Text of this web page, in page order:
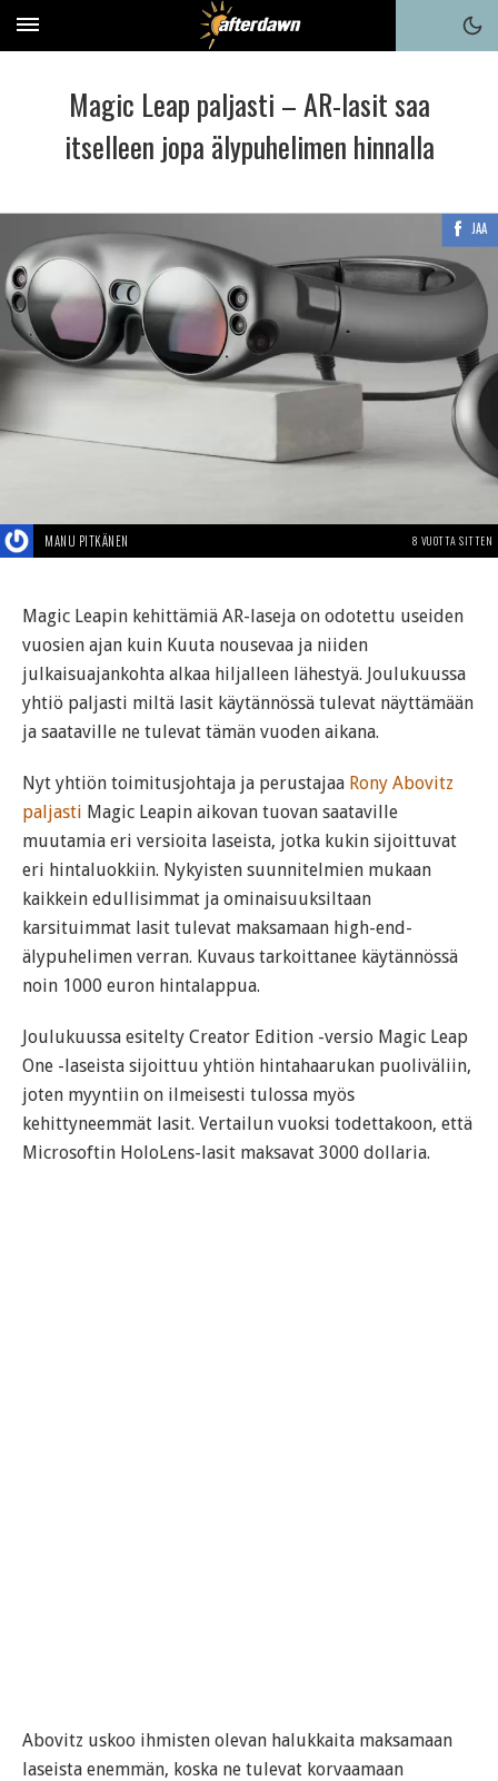
Magic Leap paljasti – AR-lasit saa
itselleen jopa älypuhelimen hinnalla
JAA
MANU PITKÄNEN 8 VUOTTA SITTEN
Magic Leapin kehittämiä AR-laseja on odotettu useiden
vuosien ajan kuin Kuuta nousevaa ja niiden
julkaisuajankohta alkaa hiljalleen lähestyä. Joulukuussa
yhtiö paljasti miltä lasit käytännössä tulevat näyttämään
ja saataville ne tulevat tämän vuoden aikana.
Nyt yhtiön toimitusjohtaja ja perustajaa Rony Abovitz
paljasti Magic Leapin aikovan tuovan saataville
muutamia eri versioita laseista, jotka kukin sijoittuvat
eri hintaluokkiin. Nykyisten suunnitelmien mukaan
kaikkein edullisimmat ja ominaisuuksiltaan
karsituimmat lasit tulevat maksamaan high-end-
älypuhelimen verran. Kuvaus tarkoittanee käytännössä
noin 1000 euron hintalappua.
Joulukuussa esitelty Creator Edition -versio Magic Leap
One -laseista sijoittuu yhtiön hintahaarukan puoliväliin,
joten myyntiin on ilmeisesti tulossa myös
kehittyneemmät lasit. Vertailun vuoksi todettakoon, että
Microsoftin HoloLens-lasit maksavat 3000 dollaria.
Abovitz uskoo ihmisten olevan halukkaita maksamaan
laseista enemmän, koska ne tulevat korvaamaan